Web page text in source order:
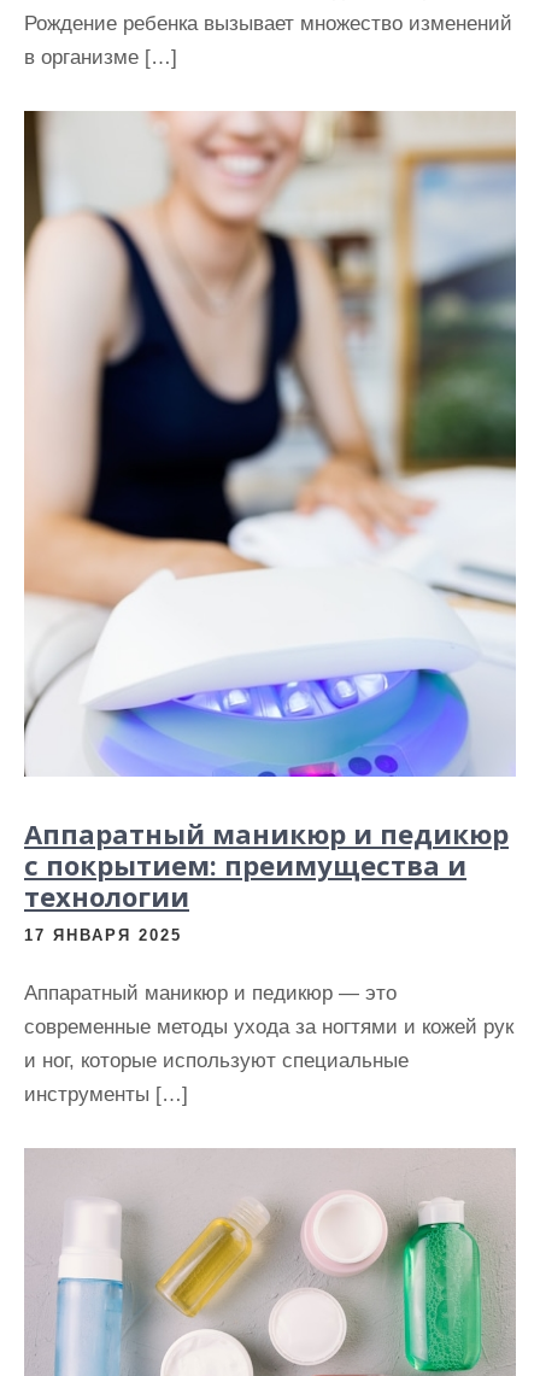
Рождение ребенка вызывает множество изменений
в организме […]
Аппаратный маникюр и педикюр
с покрытием: преимущества и
технологии
17 ЯНВАРЯ 2025
Аппаратный маникюр и педикюр — это
современные методы ухода за ногтями и кожей рук
и ног, которые используют специальные
инструменты […]